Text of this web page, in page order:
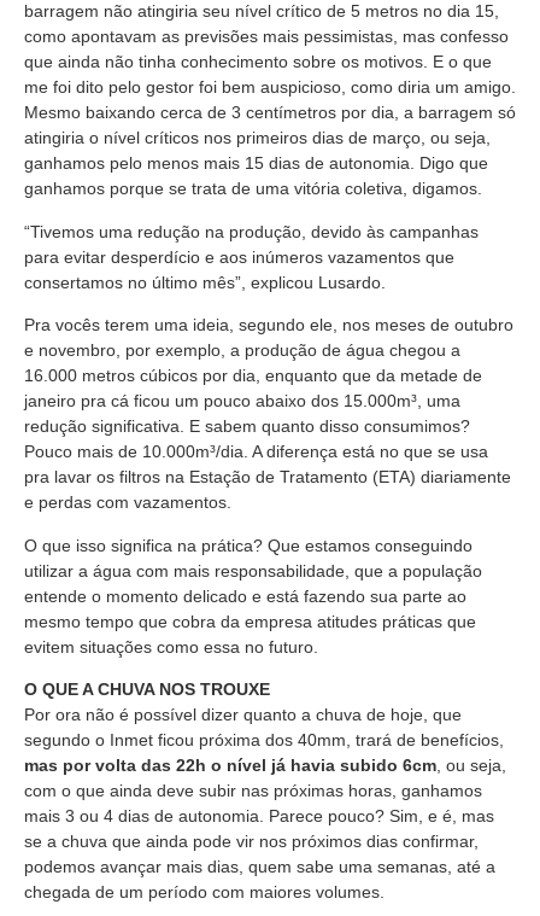
barragem não atingiria seu nível crítico de 5 metros no dia 15,
como apontavam as previsões mais pessimistas, mas confesso
que ainda não tinha conhecimento sobre os motivos. E o que
me foi dito pelo gestor foi bem auspicioso, como diria um amigo.
Mesmo baixando cerca de 3 centímetros por dia, a barragem só
atingiria o nível críticos nos primeiros dias de março, ou seja,
ganhamos pelo menos mais 15 dias de autonomia. Digo que
ganhamos porque se trata de uma vitória coletiva, digamos.
“Tivemos uma redução na produção, devido às campanhas
para evitar desperdício e aos inúmeros vazamentos que
consertamos no último mês”, explicou Lusardo.
Pra vocês terem uma ideia, segundo ele, nos meses de outubro
e novembro, por exemplo, a produção de água chegou a
16.000 metros cúbicos por dia, enquanto que da metade de
janeiro pra cá ficou um pouco abaixo dos 15.000m³, uma
redução significativa. E sabem quanto disso consumimos?
Pouco mais de 10.000m³/dia. A diferença está no que se usa
pra lavar os filtros na Estação de Tratamento (ETA) diariamente
e perdas com vazamentos.
O que isso significa na prática? Que estamos conseguindo
utilizar a água com mais responsabilidade, que a população
entende o momento delicado e está fazendo sua parte ao
mesmo tempo que cobra da empresa atitudes práticas que
evitem situações como essa no futuro.
O QUE A CHUVA NOS TROUXE
Por ora não é possível dizer quanto a chuva de hoje, que
segundo o Inmet ficou próxima dos 40mm, trará de benefícios,
mas por volta das 22h o nível já havia subido 6cm , ou seja,
com o que ainda deve subir nas próximas horas, ganhamos
mais 3 ou 4 dias de autonomia. Parece pouco? Sim, e é, mas
se a chuva que ainda pode vir nos próximos dias confirmar,
podemos avançar mais dias, quem sabe uma semanas, até a
chegada de um período com maiores volumes.